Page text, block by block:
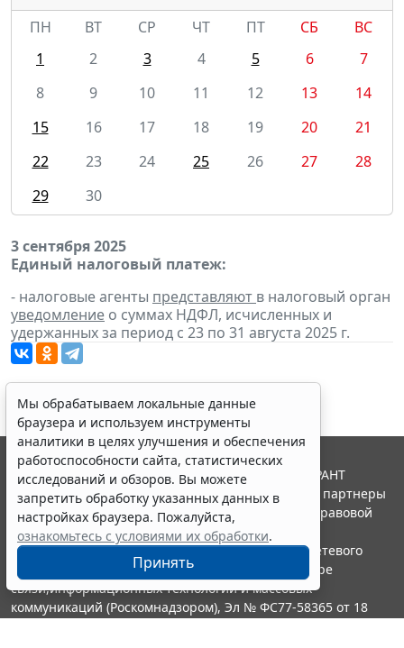
ПН
ВТ СР ЧТ ПТ СБ
ВС
1
2 3 4 5 6
7
8
9 10 11 12 13
14
15
16 17 18 19 20
21
22
23 24 25 26 27
28
29
30
3 сентября 2025
Единый налоговый платеж:
- налоговые агенты представляют в налоговый орган
уведомление о суммах НДФЛ, исчисленных и
удержанных за период с 23 по 31 августа 2025 г.
Мы обрабатываем локальные данные
браузера и используем инструменты
аналитики в целях улучшения и обеспечения
работоспособности сайта, статистических
исследований и обзоров. Вы можете
запретить обработку указанных данных в
настройках браузера. Пожалуйста,
ознакомьтесь с условиями их обработки.
Принять
© ООО "НПП "ГАРАНТ-СЕРВИС", 2026. Система ГАРАНТ
выпускается с 1990 года. Компания "Гарант" и ее партнеры
являются участниками Российской ассоциации правовой
информации ГАРАНТ.
Портал ГАРАНТ.РУ зарегистрирован в качестве сетевого
издания Федеральной службой по надзору в сфере
связи,информационных технологий и массовых
коммуникаций (Роскомнадзором), Эл № ФС77-58365 от 18